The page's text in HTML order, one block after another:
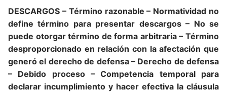
DESCARGOS – Término razonable – Normatividad no
define término para presentar descargos – No se
puede otorgar término de forma arbitraria – Término
desproporcionado en relación con la afectación que
generó el derecho de defensa – Derecho de defensa
– Debido proceso – Competencia temporal para
declarar incumplimiento y hacer efectiva la cláusula